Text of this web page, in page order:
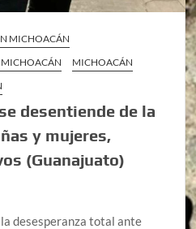
MICHOACÁN
MICHOACÁN
MICHOACÁN
desentiende de la
y mujeres,
(Guanajuato)
desesperanza total ante